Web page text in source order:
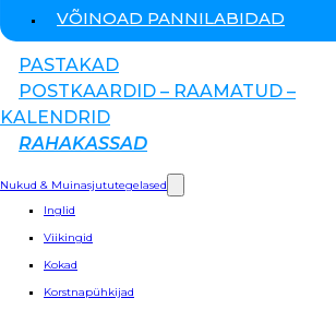
VÕINOAD PANNILABIDAD
PASTAKAD
POSTKAARDID – RAAMATUD –
KALENDRID
RAHAKASSAD
Nukud & Muinasjututegelased
Inglid
Viikingid
Kokad
Korstnapühkijad